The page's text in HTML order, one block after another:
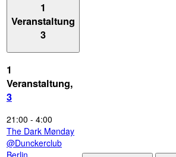
1
Veranstaltung
3
1
Veranstaltung,
3
21:00 - 4:00
The Dark Mønday
@Dunckerclub